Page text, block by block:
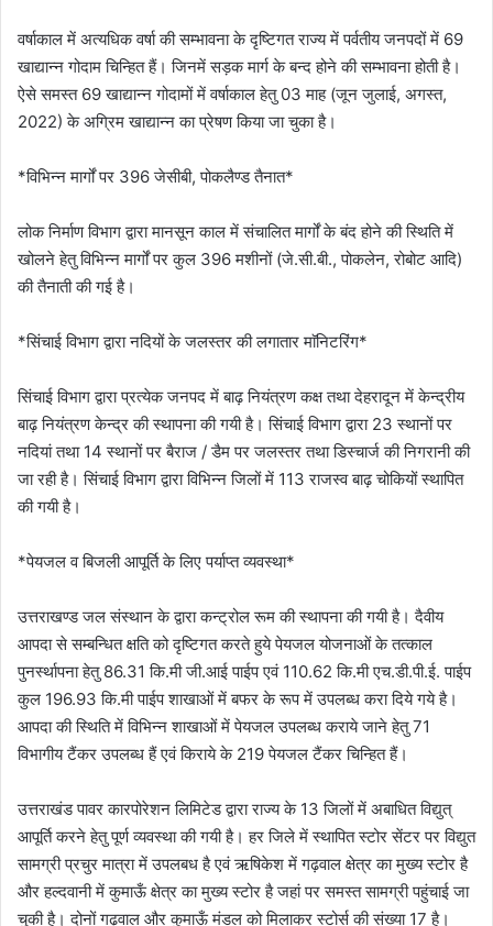
वर्षाकाल में अत्यधिक वर्षा की सम्भावना के दृष्टिगत राज्य में पर्वतीय जनपदों में 69
खाद्यान्न गोदाम चिन्हित हैं। जिनमें सड़क मार्ग के बन्द होने की सम्भावना होती है।
ऐसे समस्त 69 खाद्यान्न गोदामों में वर्षाकाल हेतु 03 माह (जून जुलाई, अगस्त,
2022) के अग्रिम खाद्यान्न का प्रेषण किया जा चुका है।
*विभिन्न मार्गों पर 396 जेसीबी, पोकलैण्ड तैनात*
लोक निर्माण विभाग द्वारा मानसून काल में संचालित मार्गों के बंद होने की स्थिति में
खोलने हेतु विभिन्न मार्गों पर कुल 396 मशीनों (जे.सी.बी., पोकलेन, रोबोट आदि)
की तैनाती की गई है।
*सिंचाई विभाग द्वारा नदियों के जलस्तर की लगातार माॅनिटरिंग*
सिंचाई विभाग द्वारा प्रत्येक जनपद में बाढ़ नियंत्रण कक्ष तथा देहरादून में केन्द्रीय
बाढ़ नियंत्रण केन्द्र की स्थापना की गयी है। सिंचाई विभाग द्वारा 23 स्थानों पर
नदियां तथा 14 स्थानों पर बैराज / डैम पर जलस्तर तथा डिस्चार्ज की निगरानी की
जा रही है। सिंचाई विभाग द्वारा विभिन्न जिलों में 113 राजस्व बाढ़ चोकियों स्थापित
की गयी है।
*पेयजल व बिजली आपूर्ति के लिए पर्याप्त व्यवस्था*
उत्तराखण्ड जल संस्थान के द्वारा कन्ट्रोल रूम की स्थापना की गयी है। दैवीय
आपदा से सम्बन्धित क्षति को दृष्टिगत करते हुये पेयजल योजनाओं के तत्काल
पुनर्स्थापना हेतु 86.31 कि.मी जी.आई पाईप एवं 110.62 कि.मी एच.डी.पी.ई. पाईप
कुल 196.93 कि.मी पाईप शाखाओं में बफर के रूप में उपलब्ध करा दिये गये है।
आपदा की स्थिति में विभिन्न शाखाओं में पेयजल उपलब्ध कराये जाने हेतु 71
विभागीय टैंकर उपलब्ध हैं एवं किराये के 219 पेयजल टैंकर चिन्हित हैं।
उत्तराखंड पावर कारपोरेशन लिमिटेड द्वारा राज्य के 13 जिलों में अबाधित विद्युत्
आपूर्ति करने हेतु पूर्ण व्यवस्था की गयी है। हर जिले में स्थापित स्टोर सेंटर पर विद्युत
सामग्री प्रचुर मात्रा में उपलबध है एवं ऋषिकेश में गढ़वाल क्षेत्र का मुख्य स्टोर है
और हल्दवानी में कुमाऊँ क्षेत्र का मुख्य स्टोर है जहां पर समस्त सामग्री पहुंचाई जा
चुकी है। दोनों गढ़वाल और कुमाऊँ मंडल को मिलाकर स्टोर्स की संख्या 17 है।